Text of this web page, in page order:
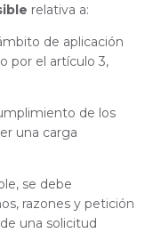
relativa a:
de aplicación
por el artículo 3,
de los
una carga
se debe
razones y petición
una solicitud